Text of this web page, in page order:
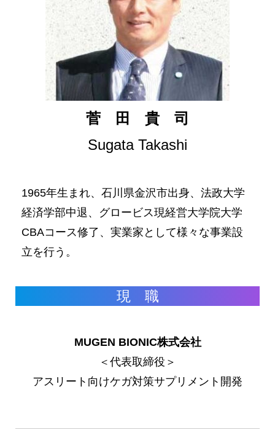
菅 田 貴 司
Sugata Takashi
1965年生まれ、石川県金沢市出身、法政大学
経済学部中退、グロービス現経営大学院大学
CBAコース修了、実業家として様々な事業設
立を行う。
現 職
MUGEN BIONIC株式会社
＜代表取締役＞
アスリート向けケガ対策サプリメント開発